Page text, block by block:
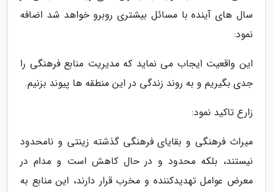
سال های آینده با مسائل بیشتری روبرو خواهد شد اضافه
نمود:
این واقعیت ایجاب می نماید که مدیریت منابع فرهنگی را
جدی بگیریم و به روند زندگی در این منطقه ها پیوند بزنیم.
زارع تاکید نمود:
میراث فرهنگی و بقایای فرهنگی گذشته زینتی و نامحدود
نیستند، بلکه محدود و در حال کاهش است و مدام در
معرض عوامل تهدیدکننده و مخرب قرار دارند، این منابع به